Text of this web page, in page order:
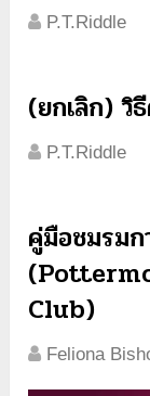
P.T.Riddle
(ยกเลิก)
P.T.Riddle
คู่มือชมรมก
Club)
Feliona